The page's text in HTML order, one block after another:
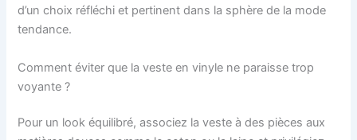
d’un choix réfléchi et pertinent dans la sphère de la mode
tendance.
Comment éviter que la veste en vinyle ne paraisse trop
voyante ?
Pour un look équilibré, associez la veste à des pièces aux